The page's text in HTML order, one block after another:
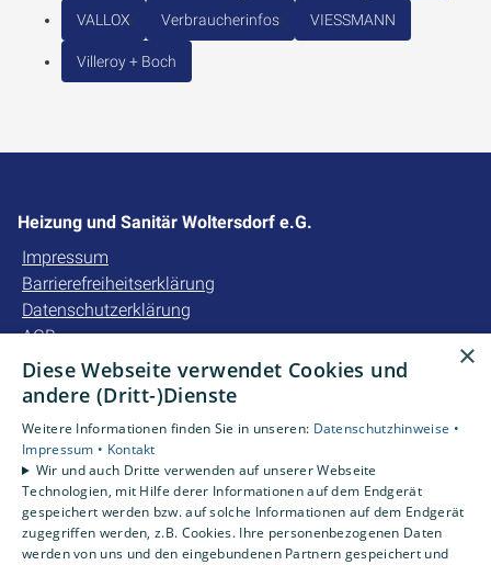
VALLOX Verbraucherinfos VIESSMANN
Villeroy + Boch
Heizung und Sanitär Woltersdorf e.G.
Impressum
Barrierefreiheitserklärung
Datenschutzerklärung
AGB
Unsere Bereiche
Gewerbekunden
Karriere
Unternehmen
Kontakt
×
Diese Webseite verwendet Cookies und
andere (Dritt-)Dienste
Weitere Informationen finden Sie in unseren: Datenschutzhinweise •
Impressum • Kontakt
Wir und auch Dritte verwenden auf unserer Webseite
Technologien, mit Hilfe derer Informationen auf dem Endgerät
gespeichert werden bzw. auf solche Informationen auf dem Endgerät
zugegriffen werden, z.B. Cookies. Ihre personenbezogenen Daten
werden von uns und den eingebundenen Partnern gespeichert und